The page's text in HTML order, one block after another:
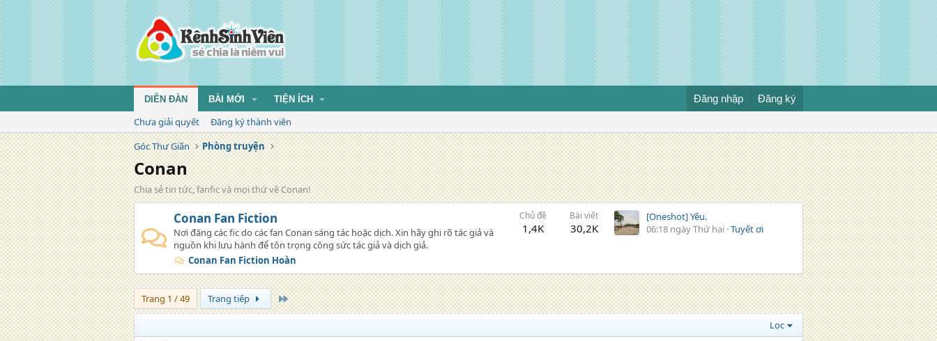
DIỄN ĐÀN BÀI MỚI TIỆN ÍCH Đăng nhập Đăng ký
Chưa giải quyết
Đăng ký thành viên
Góc Thư Giãn
Phòng truyện
Conan
Chia sẻ tin tức, fanfic và mọi thứ về Conan!
Conan Fan Fiction
Nơi đăng các fic do các fan Conan sáng tác hoặc dịch. Xin hãy ghi rõ tác giả và
nguồn khi lưu hành để tôn trọng công sức tác giả và dịch giả.
Conan Fan Fiction Hoàn
Chủ đề
1,4K
Bài viết
30,2K
[Oneshot] Yêu.
06:18 ngày Thứ hai Tuyết ơi
Trang 1 / 49 Trang tiếp Trang cuối
Lọc